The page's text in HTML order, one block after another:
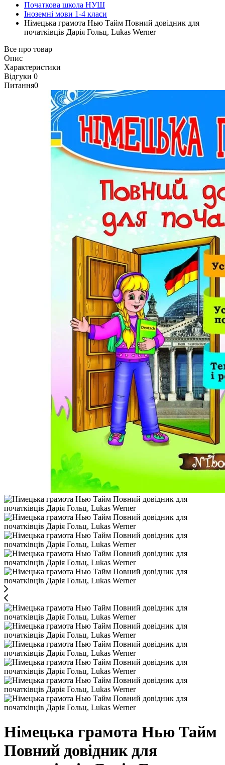
Початкова школа НУШ
Іноземні мови 1-4 класи
Німецька грамота Нью Тайм Повний довідник для
початківців Дарія Гольц, Lukas Werner
Все про товар
Опис
Характеристики
Відгуки 0
Питання0
Німецька грамота Нью Тайм
Повний довідник для